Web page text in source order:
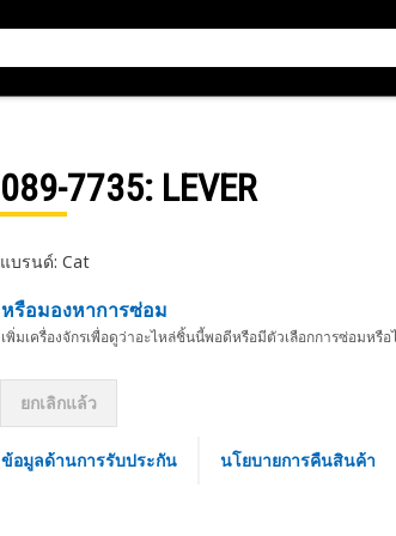
089-7735: LEVER
แบรนด์: Cat
หรือมองหาการซ่อม
เพิ่มเครื่องจักรเพื่อดูว่าอะไหล่ชิ้นนี้พอดีหรือมีตัวเลือกการซ่อมหรือ
ยกเลิกแล้ว
ข้อมูลด้านการรับประกัน นโยบายการคืนสินค้า